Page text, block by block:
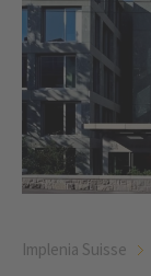
Implenia Suisse